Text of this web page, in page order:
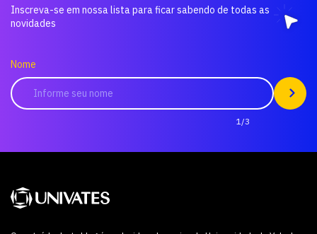
Inscreva-se em nossa lista para ficar sabendo de todas as
novidades
Nome
1/3